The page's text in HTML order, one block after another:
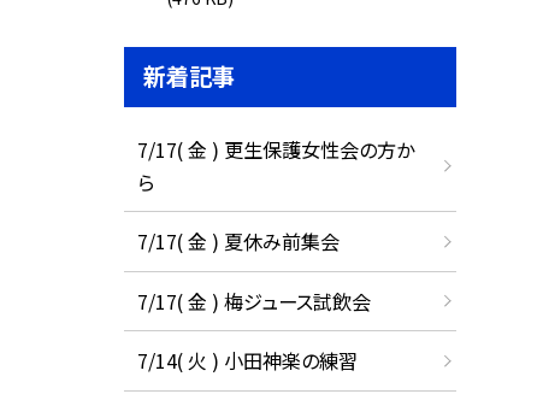
新着記事
7/17( 金 ) 更生保護女性会の方か
ら
7/17( 金 ) 夏休み前集会
7/17( 金 ) 梅ジュース試飲会
7/14( 火 ) 小田神楽の練習